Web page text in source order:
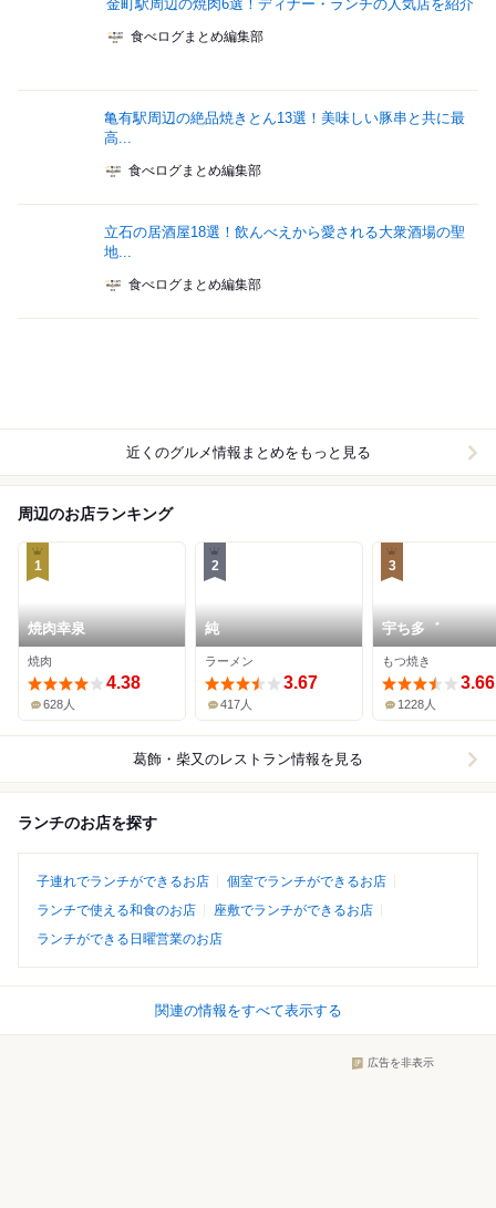
金町駅周辺の焼肉6選！ディナー・ランチの人気店を紹介
食べログまとめ編集部
亀有駅周辺の絶品焼きとん13選！美味しい豚串と共に最
高...
食べログまとめ編集部
立石の居酒屋18選！飲んべえから愛される大衆酒場の聖
地...
食べログまとめ編集部
近くのグルメ情報まとめをもっと見る
周辺のお店ランキング
1
焼肉幸泉
焼肉
4.38
628人
2
純
ラーメン
3.67
417人
3
宇ち多゛
もつ焼き
3.66
1228人
葛飾・柴又のレストラン情報を見る
ランチのお店を探す
子連れでランチができるお店
個室でランチができるお店
ランチで使える和食のお店
座敷でランチができるお店
ランチができる日曜営業のお店
関連の情報をすべて表示する
広告を非表示